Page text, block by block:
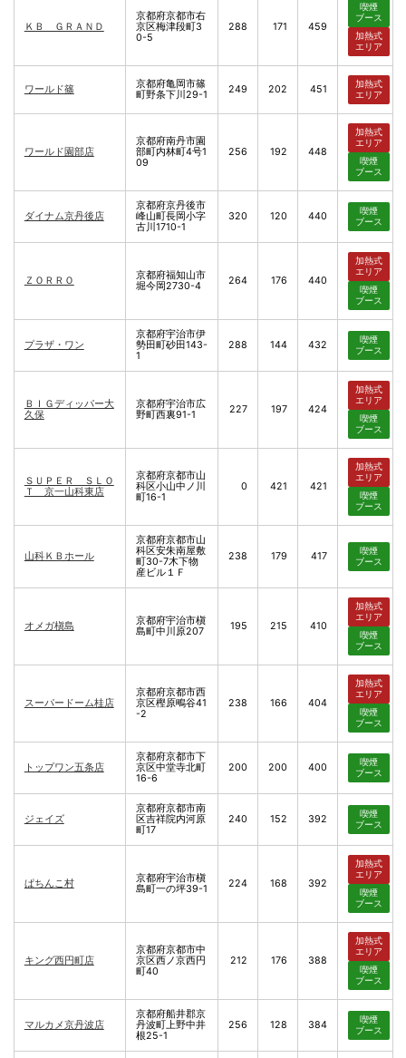
ＫＢ ＧＲＡＮＤ
京都府京都市右
京区梅津段町3
0-5
288 171 459
喫煙
ブース
加熱式
エリア
ワールド篠
京都府亀岡市篠
町野条下川29-1
249 202 451
加熱式
エリア
ワールド園部店
京都府南丹市園
部町内林町4号1
09
256 192 448
加熱式
エリア
喫煙
ブース
ダイナム京丹後店
京都府京丹後市
峰山町長岡小字
古川1710-1
320 120 440
喫煙
ブース
ＺＯＲＲＯ
京都府福知山市
堀今岡2730-4
264 176 440
加熱式
エリア
喫煙
ブース
プラザ・ワン
京都府宇治市伊
勢田町砂田143-
1
288 144 432
喫煙
ブース
ＢＩＧディッパー大
久保
京都府宇治市広
野町西裏91-1
227 197 424
加熱式
エリア
喫煙
ブース
ＳＵＰＥＲ ＳＬＯ
Ｔ 京一山科東店
京都府京都市山
科区小山中ノ川
町16-1
0 421 421
加熱式
エリア
喫煙
ブース
山科ＫＢホール
京都府京都市山
科区安朱南屋敷
町30-7木下物
産ビル１Ｆ
238 179 417
喫煙
ブース
オメガ槇島
京都府宇治市槇
島町中川原207
195 215 410
加熱式
エリア
喫煙
ブース
スーパードーム桂店
京都府京都市西
京区樫原鴫谷41
-2
238 166 404
加熱式
エリア
喫煙
ブース
トップワン五条店
京都府京都市下
京区中堂寺北町
16-6
200 200 400
喫煙
ブース
ジェイズ
京都府京都市南
区吉祥院内河原
町17
240 152 392
喫煙
ブース
ぱちんこ村
京都府宇治市槇
島町一の坪39-1
224 168 392
加熱式
エリア
喫煙
ブース
キング西円町店
京都府京都市中
京区西ノ京西円
町40
212 176 388
加熱式
エリア
喫煙
ブース
マルカメ京丹波店
京都府船井郡京
丹波町上野中井
根25-1
256 128 384
喫煙
ブース